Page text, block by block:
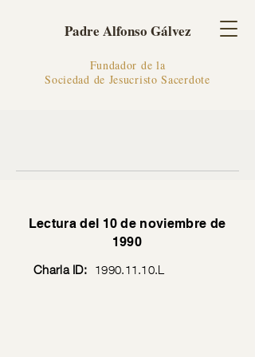
Padre Alfonso Gálvez
Fundador de la
Sociedad de Jesucristo Sacerdote
Lectura del 10 de noviembre de
1990
Charla ID: 1990.11.10.L